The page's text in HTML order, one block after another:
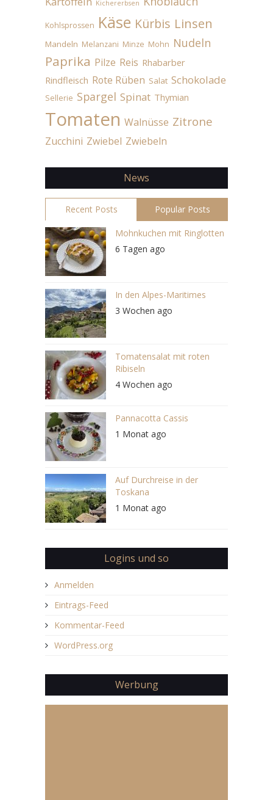
Kichererbsen
Kohlsprossen Käse Kürbis Linsen
Mandeln Melanzani Minze Mohn Nudeln
Paprika Pilze Reis Rhabarber
Rindfleisch Rote Rüben Salat Schokolade
Sellerie Spargel Spinat Thymian
Tomaten Walnüsse Zitrone
Zucchini Zwiebel Zwiebeln
News
Recent Posts Popular Posts
Mohnkuchen mit Ringlotten
6 Tagen ago
In den Alpes-Maritimes
3 Wochen ago
Tomatensalat mit roten
Ribiseln
4 Wochen ago
Pannacotta Cassis
1 Monat ago
Auf Durchreise in der
Toskana
1 Monat ago
Logins und so
Anmelden
Eintrags-Feed
Kommentar-Feed
WordPress.org
Werbung